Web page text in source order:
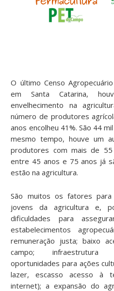
O último Censo
em Santa Catarina,
envelhecimento na
número de produtores
anos encolheu 41%. São 44
mesmo tempo, houve um
produtores com mais de
entre 45 anos e 75 anos já
estão na agricultura.
São muitos os fatores para
jovens da agricultura e,
dificuldades para
estabelecimentos
remuneração justa; baixo
campo; infraestrutura
oportunidades para ações
lazer, escasso acesso à
internet); a expansão do